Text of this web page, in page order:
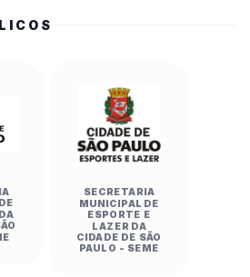
SECRETARIA
MUNICIPAL DE
ESPORTE E
LAZER DA
CIDADE DE SÃO
PAULO - SEME